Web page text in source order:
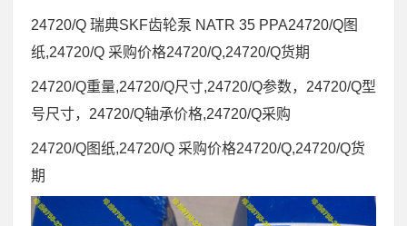
24720/Q 瑞典SKF齿轮泵 NATR 35 PPA24720/Q图
纸,24720/Q 采购价格24720/Q,24720/Q货期
24720/Q重量,24720/Q尺寸,24720/Q参数，24720/Q型
号尺寸，24720/Q轴承价格,24720/Q采购
24720/Q图纸,24720/Q 采购价格24720/Q,24720/Q货
期